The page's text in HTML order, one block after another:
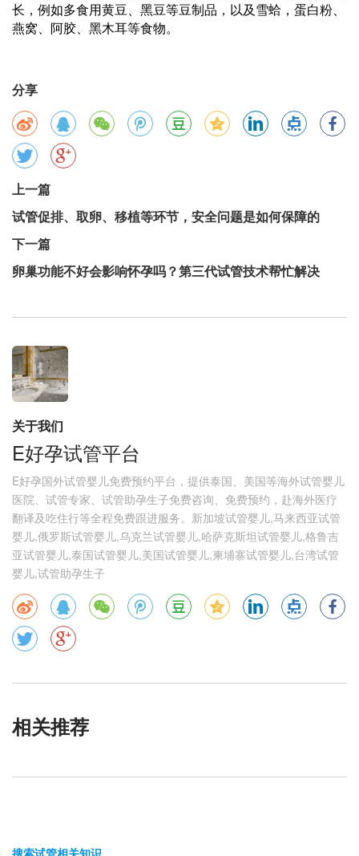
长，例如多食用黄豆、黑豆等豆制品，以及雪蛤，蛋白粉、
燕窝、阿胶、黑木耳等食物。
分享
上一篇
试管促排、取卵、移植等环节，安全问题是如何保障的
下一篇
卵巢功能不好会影响怀孕吗？第三代试管技术帮忙解决
关于我们
E好孕试管平台
E好孕国外试管婴儿免费预约平台，提供泰国、美国等海外试管婴儿
医院、试管专家、试管助孕生子免费咨询、免费预约，赴海外医疗
翻译及吃住行等全程免费跟进服务。新加坡试管婴儿,马来西亚试管
婴儿,俄罗斯试管婴儿,乌克兰试管婴儿,哈萨克斯坦试管婴儿,格鲁吉
亚试管婴儿,泰国试管婴儿,美国试管婴儿,柬埔寨试管婴儿,台湾试管
婴儿,试管助孕生子
相关推荐